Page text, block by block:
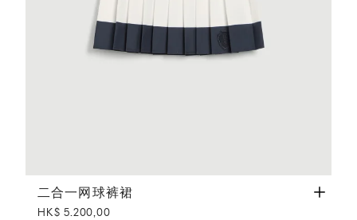
二合一网球裤裙 白色
二合一网球裤裙
HK$ 5.200,00